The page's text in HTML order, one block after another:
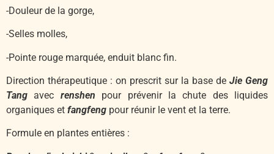
-Douleur de la gorge,
-Selles molles,
-Pointe rouge marquée, enduit blanc fin.
Direction thérapeutique : on prescrit sur la base de Jie Geng
Tang avec renshen pour prévenir la chute des liquides
organiques et fangfeng pour réunir le vent et la terre.
Formule en plantes entières :